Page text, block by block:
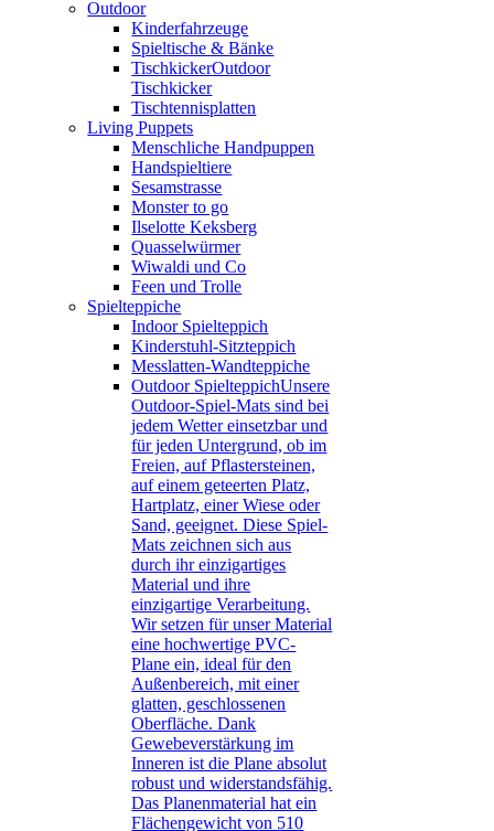
Outdoor
Kinderfahrzeuge
Spieltische & Bänke
TischkickerOutdoor
Tischkicker
Tischtennisplatten
Living Puppets
Menschliche Handpuppen
Handspieltiere
Sesamstrasse
Monster to go
Ilselotte Keksberg
Quasselwürmer
Wiwaldi und Co
Feen und Trolle
Spielteppiche
Indoor Spielteppich
Kinderstuhl-Sitzteppich
Messlatten-Wandteppiche
Outdoor SpielteppichUnsere
Outdoor-Spiel-Mats sind bei
jedem Wetter einsetzbar und
für jeden Untergrund, ob im
Freien, auf Pflastersteinen,
auf einem geteerten Platz,
Hartplatz, einer Wiese oder
Sand, geeignet. Diese Spiel-
Mats zeichnen sich aus
durch ihr einzigartiges
Material und ihre
einzigartige Verarbeitung.
Wir setzen für unser Material
eine hochwertige PVC-
Plane ein, ideal für den
Außenbereich, mit einer
glatten, geschlossenen
Oberfläche. Dank
Gewebeverstärkung im
Inneren ist die Plane absolut
robust und widerstandsfähig.
Das Planenmaterial hat ein
Flächengewicht von 510